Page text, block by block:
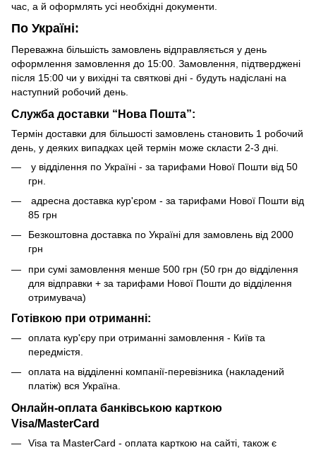
час, а й оформлять усі необхідні документи.
По Україні:
Переважна більшість замовлень відправляється у день
оформлення замовлення до 15:00. Замовлення, підтверджені
після 15:00 чи у вихідні та святкові дні - будуть надіслані на
наступний робочий день.
Служба доставки “Нова Пошта”:
Термін доставки для більшості замовлень становить 1 робочий
день, у деяких випадках цей термін може скласти 2-3 дні.
у відділення по Україні - за тарифами Нової Пошти від 50
грн.
адресна доставка кур'єром - за тарифами Нової Пошти від
85 грн
Безкоштовна доставка по Україні для замовлень від 2000
грн
при сумі замовлення менше 500 грн (50 грн до відділення
для відправки + за тарифами Нової Пошти до відділення
отримувача)
Готівкою при отриманні:
оплата кур'єру при отриманні замовлення - Київ та
передмістя.
оплата на відділенні компанії-перевізника (накладений
платіж) вся Україна.
Онлайн-оплата банківською карткою
Visa/MasterCard
Visa та MasterCard - оплата карткою на сайті, також є